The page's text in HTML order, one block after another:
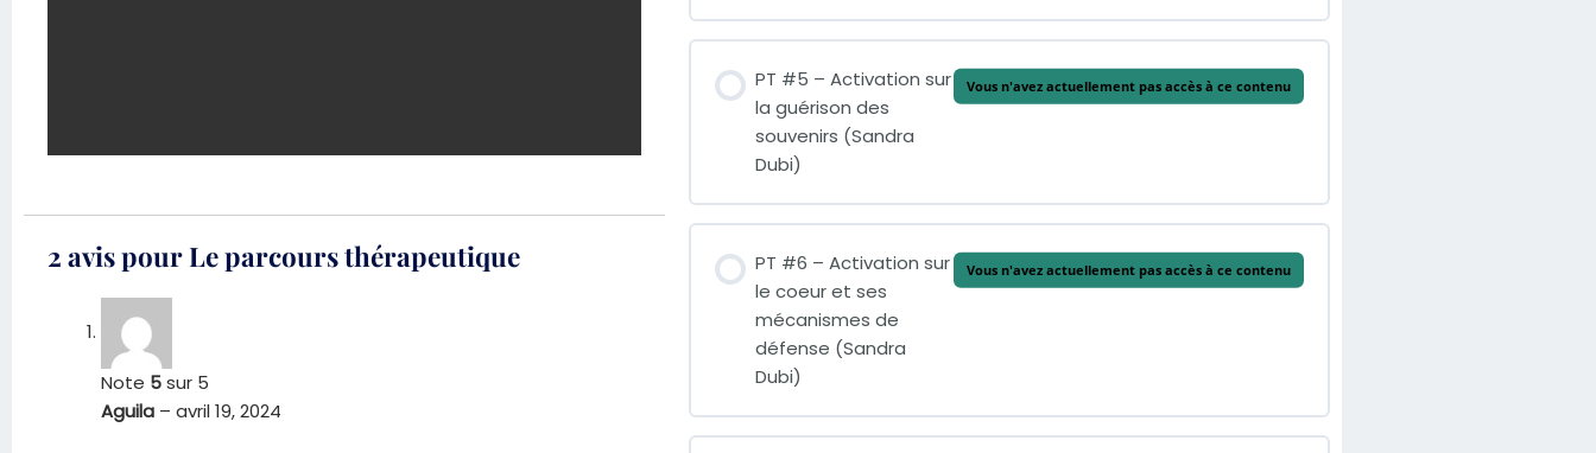
2 avis pourLe parcours thérapeutique
Note 5sur 5
Aguila – avril 19, 2024
PT #5 – Activation sur
la guérison des
souvenirs (Sandra
Dubi)
Vous n'avez actuellement pas accès à ce contenu
PT #6 – Activation sur
le coeur et ses
mécanismes de
défense (Sandra
Dubi)
Vous n'avez actuellement pas accès à ce contenu